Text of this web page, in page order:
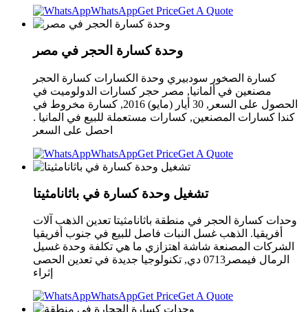
WhatsAppGet PriceGet A Quote
وحدة كسارة الحجر في مصر
كسارة الصخور سودبيري وحدة الكسارات كسارة الحجر
مصنعين في ألمانيا, مصر حجر كسارات الدولوميت في
الحصول على السعر, 30 أيار (مايو) 2016, كسارة مخروط في
كندا كسارات المصنعين, كسارات مستعملة للبيع في المانيا .
احصل على السعر
WhatsAppGet PriceGet A Quote
تشغيل وحدة كسارة في باثانامثيتا
وحدات كسارة الحجر في منطقة باثانامثيتا تعدين الذهب آلات
أفريقيا. الذهب غسل النبات فاصل للبيع في جنوب أفريقيا
الشركات المصنعة شاشة اهتزازي ما هي تكلفة وحدة غسيل
الرمال فيمصر0713 دي, تكنولوجيا جديدة في تعدين الحصى
إثراء
WhatsAppGet PriceGet A Quote